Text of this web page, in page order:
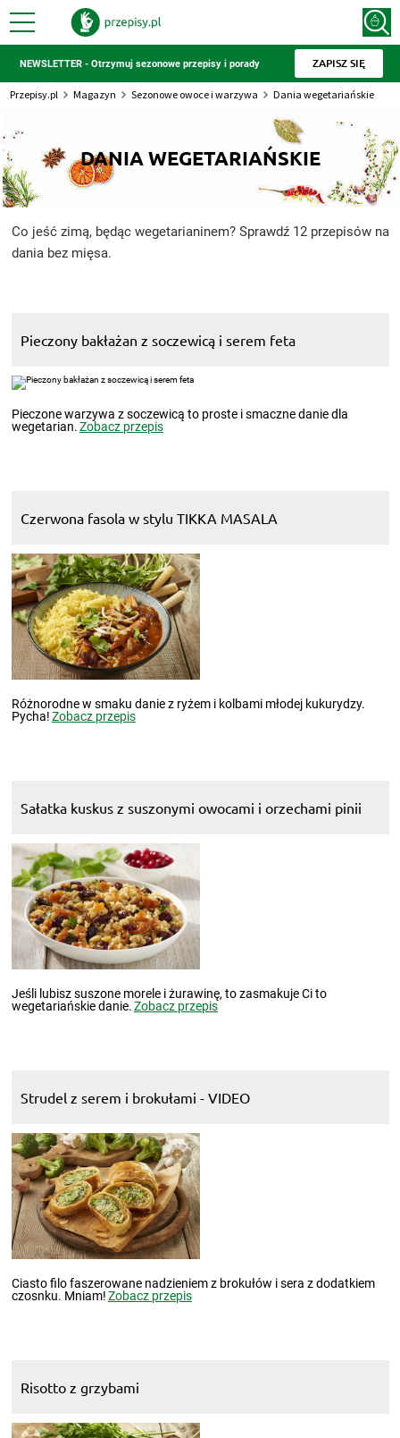
NEWSLETTER - Otrzymuj sezonowe przepisy i porady ZAPISZ SIĘ
Przepisy.pl Magazyn Sezonowe owoce i warzywa Dania wegetariańskie
DANIA WEGETARIAŃSKIE
Co jeść zimą, będąc wegetarianinem? Sprawdź 12 przepisów na
dania bez mięsa.
Pieczony bakłażan z soczewicą i serem feta
Pieczone warzywa z soczewicą to proste i smaczne danie dla
wegetarian.Zobacz przepis
Czerwona fasola w stylu TIKKA MASALA
Różnorodne w smaku danie z ryżem i kolbami młodej kukurydzy.
Pycha!Zobacz przepis
Sałatka kuskus z suszonymi owocami i orzechami pinii
Jeśli lubisz suszone morele i żurawinę, to zasmakuje Ci to
wegetariańskie danie.Zobacz przepis
Strudel z serem i brokułami - VIDEO
Ciasto filo faszerowane nadzieniem z brokułów i sera z dodatkiem
czosnku. Mniam!Zobacz przepis
Risotto z grzybami